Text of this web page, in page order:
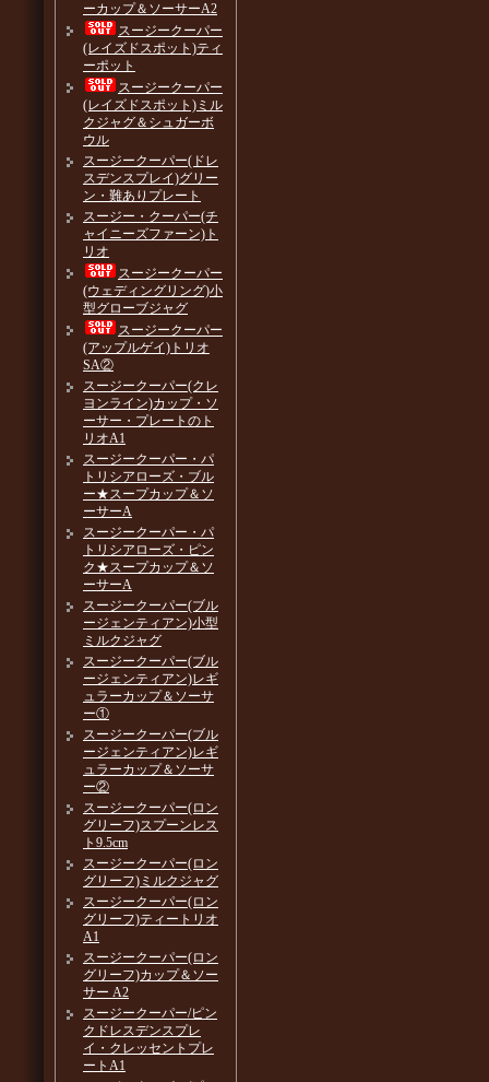
ーカップ＆ソーサーA2
スージークーパー
(レイズドスポット)ティ
ーポット
スージークーパー
(レイズドスポット)ミル
クジャグ＆シュガーボ
ウル
スージークーパー(ドレ
スデンスプレイ)グリー
ン・難ありプレート
スージー・クーパー(チ
ャイニーズファーン)ト
リオ
スージークーパー
(ウェディングリング)小
型グローブジャグ
スージークーパー
(アップルゲイ)トリオ
SA②
スージークーパー(クレ
ヨンライン)カップ・ソ
ーサー・プレートのト
リオA1
スージークーパー・パ
トリシアローズ・ブル
ー★スープカップ＆ソ
ーサーA
スージークーパー・パ
トリシアローズ・ピン
ク★スープカップ＆ソ
ーサーA
スージークーパー(ブル
ージェンティアン)小型
ミルクジャグ
スージークーパー(ブル
ージェンティアン)レギ
ュラーカップ＆ソーサ
ー①
スージークーパー(ブル
ージェンティアン)レギ
ュラーカップ＆ソーサ
ー②
スージークーパー(ロン
グリーフ)スプーンレス
ト9.5cm
スージークーパー(ロン
グリーフ)ミルクジャグ
スージークーパー(ロン
グリーフ)ティートリオ
A1
スージークーパー(ロン
グリーフ)カップ＆ソー
サー A2
スージークーパー/ピン
クドレスデンスプレ
イ・クレッセントプレ
ートA1